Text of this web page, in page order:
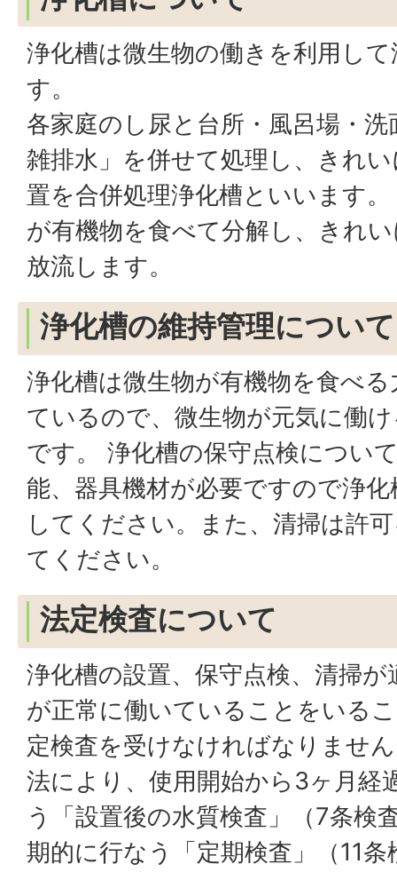
浄化槽は微生物の働きを利用し
す。
各家庭のし尿と台所・風呂場・
雑排水」を併せて処理し、きれ
置を合併処理浄化槽といいます
が有機物を食べて分解し、きれ
放流します。
浄化槽の維持管理について
浄化槽は微生物が有機物を食べ
ているので、微生物が元気に働
です。 浄化槽の保守点検につい
能、器具機材が必要ですので浄
してください。また、清掃は許
てください。
法定検査について
浄化槽の設置、保守点検、清掃
が正常に働いていることをいる
定検査を受けなければなりませ
法により、使用開始から3ヶ月経
う「設置後の水質検査」（7条検
期的に行なう「定期検査」（11